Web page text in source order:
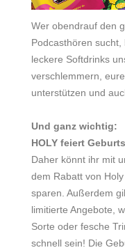
Wer obendrauf den
Podcasthören
leckere Softdrinks
verschlemmern,
unterstützen und
Und ganz wichtig:
HOLY feiert
Daher könnt ihr mit
dem Rabatt von Holy
sparen. Außerdem
limitierte Angebote,
Sorte oder fesche
schnell sein! Die